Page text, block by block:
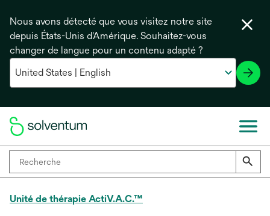
Nous avons détecté que vous visitez notre site
depuis États-Unis d'Amérique. Souhaitez-vous
changer de langue pour un contenu adapté ?
Unité de thérapie ActiV.A.C.™